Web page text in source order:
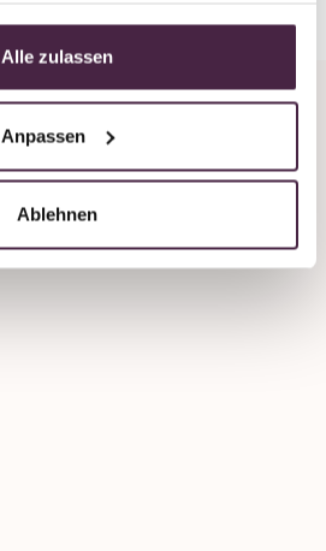
Alle zulassen
Anpassen
Ablehnen